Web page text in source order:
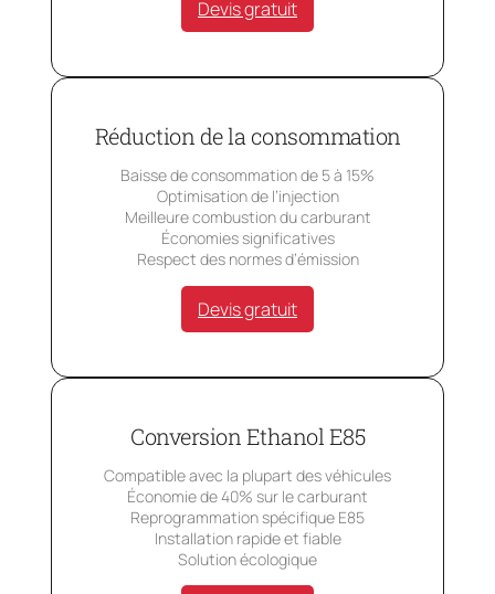
Devis gratuit
Réduction de la consommation
Baisse de consommation de 5 à 15%
Optimisation de l’injection
Meilleure combustion du carburant
Économies significatives
Respect des normes d’émission
Devis gratuit
Conversion Ethanol E85
Compatible avec la plupart des véhicules
Économie de 40% sur le carburant
Reprogrammation spécifique E85
Installation rapide et fiable
Solution écologique